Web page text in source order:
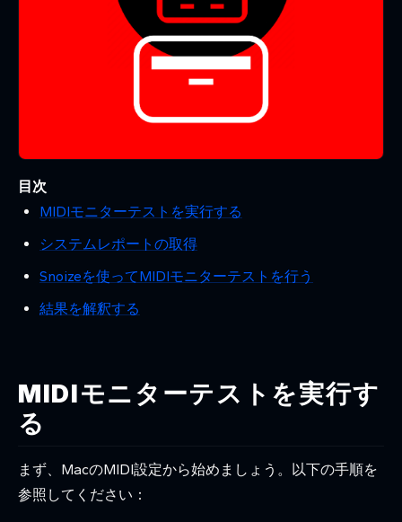
目次
MIDIモニターテストを実行する
システムレポートの取得
Snoizeを使ってMIDIモニターテストを行う
結果を解釈する
MIDIモニターテストを実行す
る
まず、MacのMIDI設定から始めましょう。以下の手順を
参照してください：